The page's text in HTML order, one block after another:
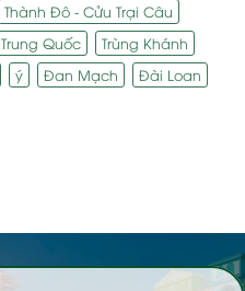
Thành Đô - Cửu Trại Câu
Trung Quốc
Trùng Khánh
ý Đan Mạch
Đài Loan